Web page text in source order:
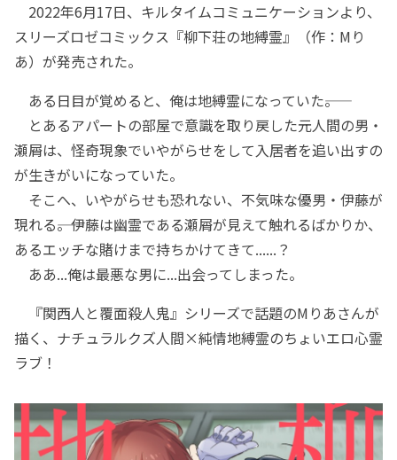
2022年6月17日、キルタイムコミュニケーションより、
スリーズロゼコミックス『柳下荘の地縛霊』（作：Mり
あ）が発売された。
ある日目が覚めると、俺は地縛霊になっていた――。
とあるアパートの部屋で意識を取り戻した元人間の男・
瀬屑は、怪奇現象でいやがらせをして入居者を追い出すの
が生きがいになっていた。
そこへ、いやがらせも恐れない、不気味な優男・伊藤が
現れる――。伊藤は幽霊である瀬屑が見えて触れるばかりか、
あるエッチな賭けまで持ちかけてきて......？
ああ...俺は最悪な男に...出会ってしまった。
『関西人と覆面殺人鬼』シリーズで話題のMりあさんが
描く、ナチュラルクズ人間×純情地縛霊のちょいエロ心霊
ラブ！